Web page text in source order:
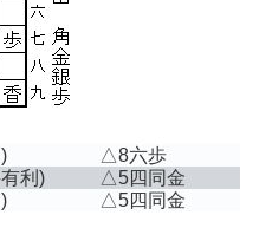
△8六歩
利)
△5四同金
△5四同金